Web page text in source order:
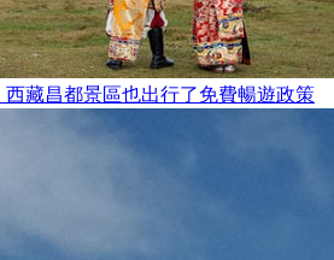
藏昌都景區也出行了免費暢遊政策